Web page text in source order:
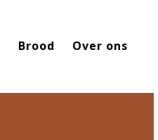
Brood Over ons